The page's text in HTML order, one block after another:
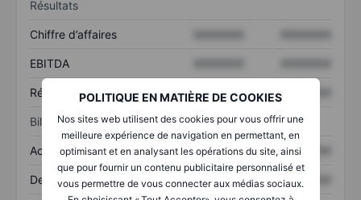
POLITIQUE EN MATIÈRE DE COOKIES
Nos sites web utilisent des cookies pour vous offrir une
meilleure expérience de navigation en permettant, en
optimisant et en analysant les opérations du site, ainsi
que pour fournir un contenu publicitaire personnalisé et
vous permettre de vous connecter aux médias sociaux.
Résultats
Chiffre d’affaires
EBITDA
Résultat net XXXXXXX XXXXXXX
Bilan
Actifs totaux XXXXXXX XXXXXXX
Dette totale XXXXXXX XXXXXXX